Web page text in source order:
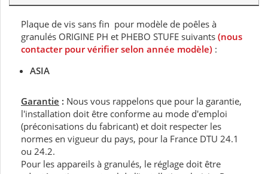
Plaque de vis sans fin pour modèle de poêles à
granulés ORIGINE PH et PHEBO STUFE suivants (nous
contacter pour vérifier selon année modèle) :
ASIA
Garantie : Nous vous rappelons que pour la garantie,
l'installation doit être conforme au mode d'emploi
(préconisations du fabricant) et doit respecter les
normes en vigueur du pays, pour la France DTU 24.1
ou 24.2.
Pour les appareils à granulés, le réglage doit être